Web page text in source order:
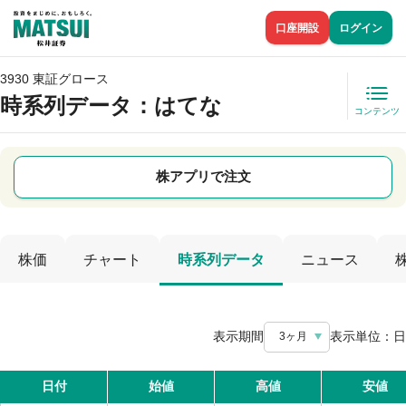
口座開設 ログイン
3930 東証グロース
時系列データ ：はてな コンテンツ
株アプリで注文
株価 チャート 時系列データ ニュース
表示期間 3ヶ月 表示単位： 日
日付 始値 高値 安値